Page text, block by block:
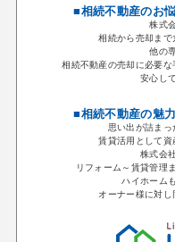
■相続不動産のお
株式
相続から売却まで
他の
相続不動産の売却に必要
安心し
■相続不動産の魅
思い出が詰まっ
賃貸活用として資
株式会
リフォーム～賃貸管理
ハイホーム
オーナー様に対し